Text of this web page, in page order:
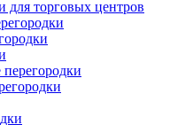
для торговых центров